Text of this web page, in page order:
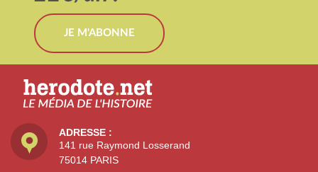
JE M'ABONNE
ADRESSE :
141 rue Raymond Losserand
75014 PARIS